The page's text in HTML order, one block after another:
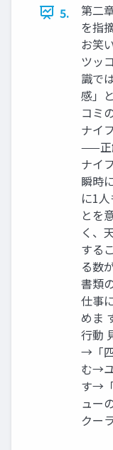
5.
第二
を指
お笑
ツッ
識で
感」
コミ
ナイ
——正
ナイ
瞬時
に1
とを
く、
する
る数
書類
仕事
めま
行動
→「
む→
す→
ュー
クー